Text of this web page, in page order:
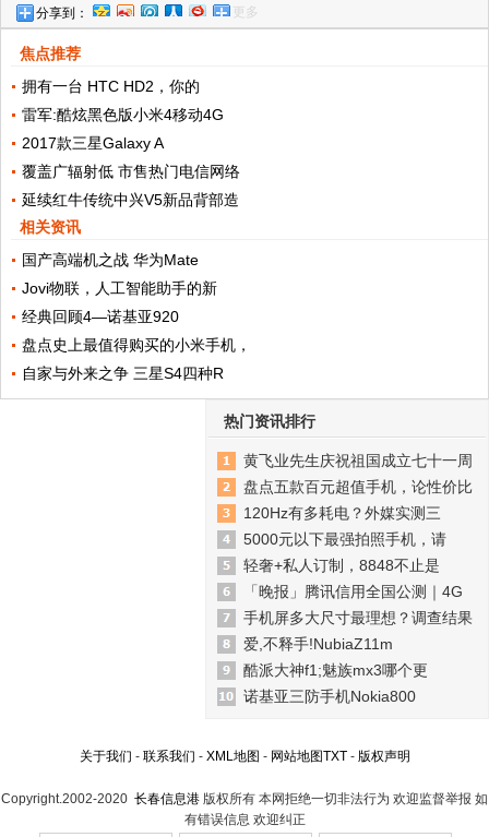
分享到： 更多
焦点推荐
拥有一台 HTC HD2，你的
雷军:酷炫黑色版小米4移动4G
2017款三星Galaxy A
覆盖广辐射低 市售热门电信网络
延续红牛传统中兴V5新品背部造
相关资讯
国产高端机之战 华为Mate
Jovi物联，人工智能助手的新
经典回顾4—诺基亚920
盘点史上最值得购买的小米手机，
自家与外来之争 三星S4四种R
热门资讯排行
黄飞业先生庆祝祖国成立七十一周
盘点五款百元超值手机，论性价比
120Hz有多耗电？外媒实测三
5000元以下最强拍照手机，请
轻奢+私人订制，8848不止是
「晚报」腾讯信用全国公测｜4G
手机屏多大尺寸最理想？调查结果
爱,不释手!NubiaZ11m
酷派大神f1;魅族mx3哪个更
诺基亚三防手机Nokia800
关于我们 - 联系我们 - XML地图 - 网站地图TXT- 版权声明
Copyright.2002-2020 长春信息港 版权所有 本网拒绝一切非法行为 欢迎监督举报 如
有错误信息 欢迎纠正